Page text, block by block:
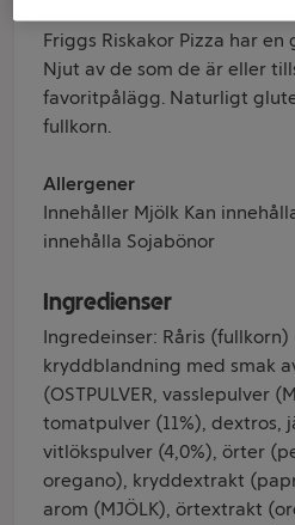
Friggs Riskakor Pizza har en
Njut av de som de är eller
favoritpålägg. Naturligt
fullkorn.
Allergener
Innehåller Mjölk Kan
innehålla Sojabönor
Ingredienser
Ingredeinser: Råris (fullkorn)
kryddblandning med smak
(OSTPULVER, vasslepulver
tomatpulver (11%), dextros,
vitlökspulver (4,0%), örter
oregano), kryddextrakt
arom (MJÖLK), örtextrakt